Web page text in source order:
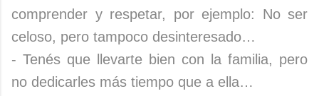
comprender y respetar, por ejemplo: No ser
celoso, pero tampoco desinteresado…
- Tenés que llevarte bien con la familia, pero
no dedicarles más tiempo que a ella…